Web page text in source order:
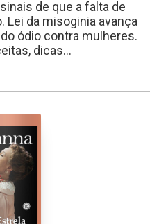
de que a falta de
Lei da misoginia avança
ódio contra mulheres.
dicas...